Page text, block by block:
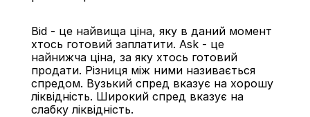
Bid - це найвища ціна, яку в даний момент
хтось готовий заплатити. Ask - це
найнижча ціна, за яку хтось готовий
продати. Різниця між ними називається
спредом. Вузький спред вказує на хорошу
ліквідність. Широкий спред вказує на
слабку ліквідність.